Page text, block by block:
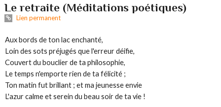
Le retraite (Méditations poétiques)
Lien permanent
Aux bords de ton lac enchanté,
Loin des sots préjugés que l'erreur déifie,
Couvert du bouclier de ta philosophie,
Le temps n'emporte rien de ta félicité ;
Ton matin fut brillant ; et ma jeunesse envie
L'azur calme et serein du beau soir de ta vie !